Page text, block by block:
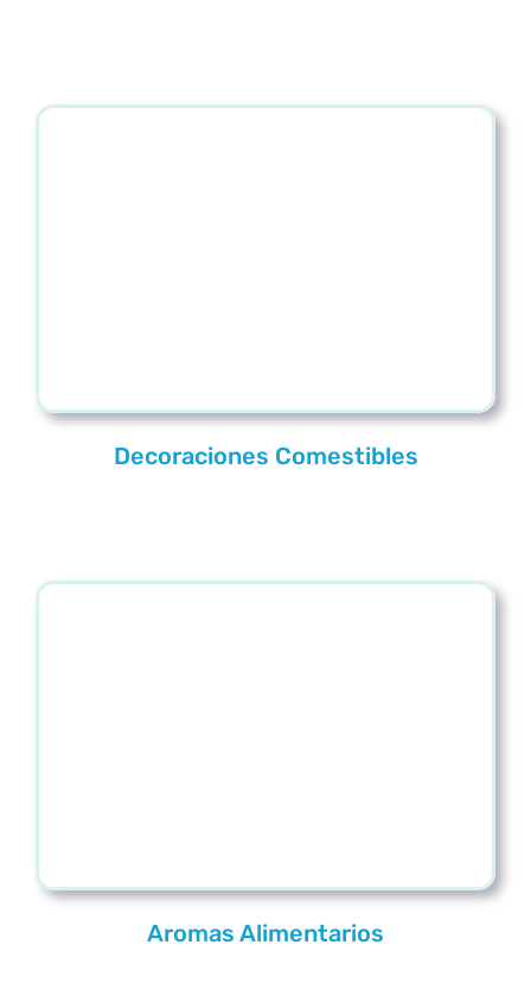
Decoraciones Comestibles
Aromas Alimentarios